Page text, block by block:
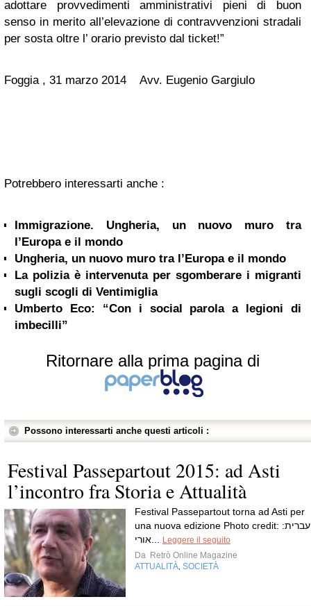
adottare provvedimenti amministrativi pieni di buon
senso in merito all’elevazione di contravvenzioni stradali
per sosta oltre l’ orario previsto dal ticket!”
Foggia , 31 marzo 2014 Avv. Eugenio Gargiulo
Potrebbero interessarti anche :
Immigrazione. Ungheria, un nuovo muro tra
l’Europa e il mondo
Ungheria, un nuovo muro tra l’Europa e il mondo
La polizia è intervenuta per sgomberare i migranti
sugli scogli di Ventimiglia
Umberto Eco: “Con i social parola a legioni di
imbecilli”
Ritornare alla prima pagina di
Possono interessarti anche questi articoli :
Festival Passepartout 2015: ad Asti
l’incontro fra Storia e Attualità
Festival Passepartout torna ad Asti per
una nuova edizione Photo credit: עברית:
Leggere il seguito
Da Retrò Online Magazine
ATTUALITÀ SOCIETÀ